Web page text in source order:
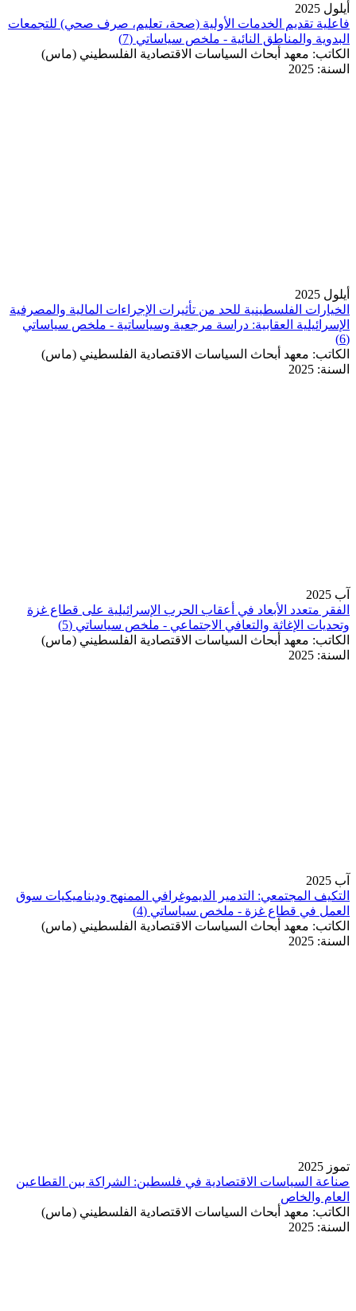
أيلول 2025
فاعلية تقديم الخدمات الأولية (صحة، تعليم، صرف صحي) للتجمعات
البدوية والمناطق النائية - ملخص سياساتي (7)
الكاتب: معهد أبحاث السياسات الاقتصادية الفلسطيني (ماس)
السنة: 2025
أيلول 2025
الخيارات الفلسطينية للحد من تأثيرات الإجراءات المالية والمصرفية
الإسرائيلية العقابية: دراسة مرجعية وسياساتية - ملخص سياساتي
(6)
الكاتب: معهد أبحاث السياسات الاقتصادية الفلسطيني (ماس)
السنة: 2025
آب 2025
الفقر متعدد الأبعاد في أعقاب الحرب الإسرائيلية على قطاع غزة
وتحديات الإغاثة والتعافي الاجتماعي - ملخص سياساتي (5)
الكاتب: معهد أبحاث السياسات الاقتصادية الفلسطيني (ماس)
السنة: 2025
آب 2025
التكيف المجتمعي: التدمير الديموغرافي الممنهج وديناميكيات سوق
العمل في قطاع غزة - ملخص سياساتي (4)
الكاتب: معهد أبحاث السياسات الاقتصادية الفلسطيني (ماس)
السنة: 2025
تموز 2025
صناعة السياسات الاقتصادية في فلسطين: الشراكة بين القطاعين
العام والخاص
الكاتب: معهد أبحاث السياسات الاقتصادية الفلسطيني (ماس)
السنة: 2025